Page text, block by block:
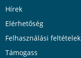
Hírek
Elérhetőség
Felhasználási feltételek
Támogass